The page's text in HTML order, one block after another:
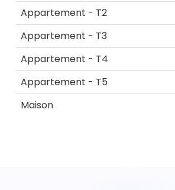
Appartement - T2
Appartement - T3
Appartement - T4
Appartement - T5
Maison